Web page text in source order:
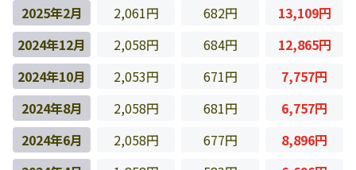
2025年2月
2,061円 682円
13,109円
2024年12月
2,058円 684円
12,865円
2024年10月
2,053円 671円
7,757円
2024年8月
2,058円 681円
6,757円
2024年6月
2,058円 677円
8,896円